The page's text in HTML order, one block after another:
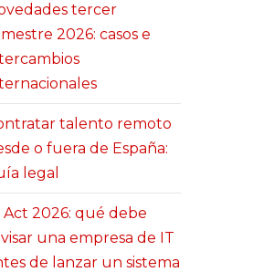
tercer
2026: casos e
talento remoto
o fuera de España:
legal
Act 2026: qué debe
una empresa de IT
de lanzar un sistema